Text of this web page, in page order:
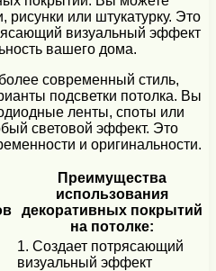
рисунки или штукатурку. Это
визуальный эффект
вашего дома.
современный стиль,
подсветки потолка. Вы
ленты, споты или
световой эффект. Это
и оригинальности.
Преимущества
использования
декоративных покрытий
на потолке:
1. Создает потрясающий
визуальный эффект